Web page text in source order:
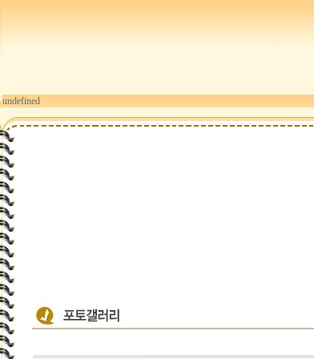
undefined